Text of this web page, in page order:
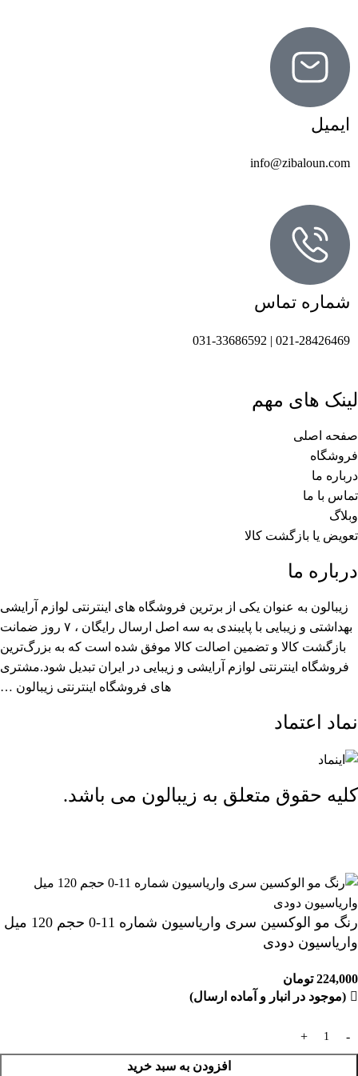
ایمیل
info@zibaloun.com
شماره تماس
021-28426469 | 031-33686592
لینک های مهم
صفحه اصلی
فروشگاه
درباره ما
تماس با ما
وبلاگ
تعویض یا بازگشت کالا
درباره ما
زیبالون به عنوان یکی از برترین فروشگاه های اینترنتی لوازم آرایشی
بهداشتی و زیبایی با پایبندی به سه اصل ارسال رایگان ، ۷ روز ضمانت
بازگشت کالا و تضمین اصالت کالا موفق شده است که به بزرگ‌ترین
فروشگاه اینترنتی لوازم آرایشی و زیبایی در ایران تبدیل شود.مشتری
های فروشگاه اینترنتی زیبالون …
نماد اعتماد
کلیه حقوق متعلق به زیبالون می باشد.
رنگ مو الوکسین سری واریاسیون شماره 11-0 حجم 120 میل
واریاسیون دودی
224,000 تومان
(موجود در انبار و آماده ارسال)
افزودن به سبد خرید